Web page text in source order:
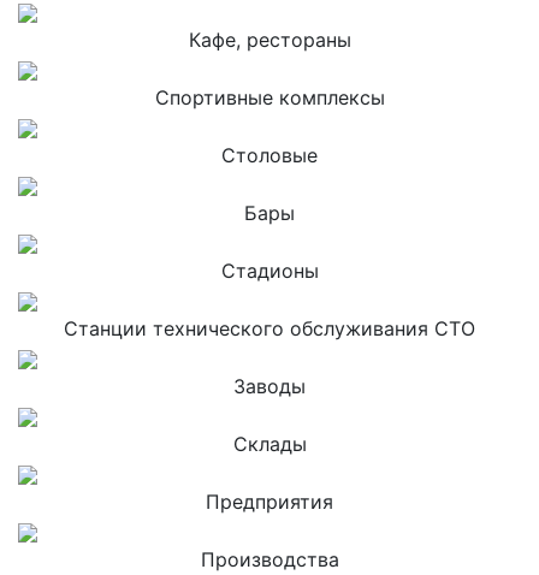
Кафе, рестораны
Спортивные комплексы
Столовые
Бары
Стадионы
Станции технического обслуживания СТО
Заводы
Склады
Предприятия
Производства